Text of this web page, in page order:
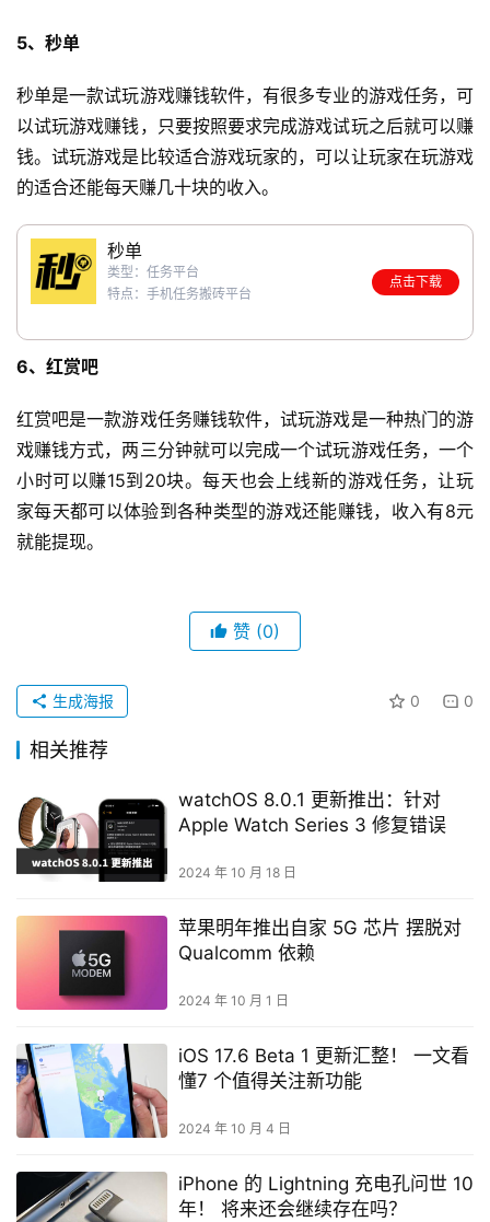
5、秒单
秒单是一款试玩游戏赚钱软件，有很多专业的游戏任务，可
以试玩游戏赚钱，只要按照要求完成游戏试玩之后就可以赚
钱。试玩游戏是比较适合游戏玩家的，可以让玩家在玩游戏
的适合还能每天赚几十块的收入。
秒单
类型：任务平台
特点：手机任务搬砖平台
点击下载
6、红赏吧
红赏吧是一款游戏任务赚钱软件，试玩游戏是一种热门的游
戏赚钱方式，两三分钟就可以完成一个试玩游戏任务，一个
小时可以赚15到20块。每天也会上线新的游戏任务，让玩
家每天都可以体验到各种类型的游戏还能赚钱，收入有8元
就能提现。
赞 (0)
0 0
生成海报
相关推荐
watchOS 8.0.1 更新推出：针对
Apple Watch Series 3 修复错误
2024 年 10 月 18 日
苹果明年推出自家 5G 芯片 摆脱对
Qualcomm 依赖
2024 年 10 月 1 日
iOS 17.6 Beta 1 更新汇整！ 一文看
懂7 个值得关注新功能
2024 年 10 月 4 日
iPhone 的 Lightning 充电孔问世 10
年！ 将来还会继续存在吗？